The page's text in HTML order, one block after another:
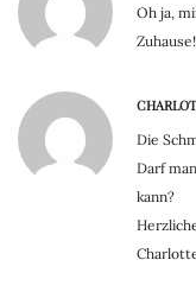
Oh ja,
Die
Darf
kann?